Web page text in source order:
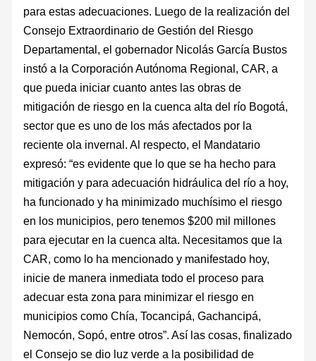
para estas adecuaciones. Luego de la realización del
Consejo Extraordinario de Gestión del Riesgo
Departamental, el gobernador Nicolás García Bustos
instó a la Corporación Autónoma Regional, CAR, a
que pueda iniciar cuanto antes las obras de
mitigación de riesgo en la cuenca alta del río Bogotá,
sector que es uno de los más afectados por la
reciente ola invernal. Al respecto, el Mandatario
expresó: “es evidente que lo que se ha hecho para
mitigación y para adecuación hidráulica del río a hoy,
ha funcionado y ha minimizado muchísimo el riesgo
en los municipios, pero tenemos $200 mil millones
para ejecutar en la cuenca alta. Necesitamos que la
CAR, como lo ha mencionado y manifestado hoy,
inicie de manera inmediata todo el proceso para
adecuar esta zona para minimizar el riesgo en
municipios como Chía, Tocancipá, Gachancipá,
Nemocón, Sopó, entre otros”. Así las cosas, finalizado
el Consejo se dio luz verde a la posibilidad de